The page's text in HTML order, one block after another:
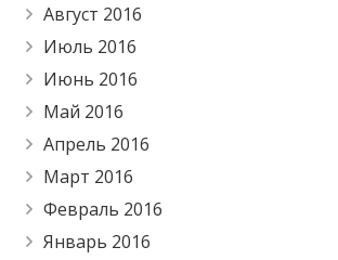
Август 2016
Июль 2016
Июнь 2016
Май 2016
Апрель 2016
Март 2016
Февраль 2016
Январь 2016